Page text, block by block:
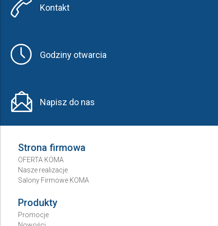
Kontakt
Godziny otwarcia
Napisz do nas
Strona firmowa
OFERTA KOMA
Nasze realizacje
Salony Firmowe KOMA
Produkty
Promocje